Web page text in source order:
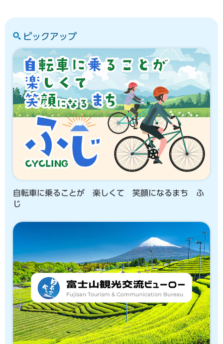
ピックアップ
自転車に乗ることが 楽しくて 笑顔になるまち ふ
じ